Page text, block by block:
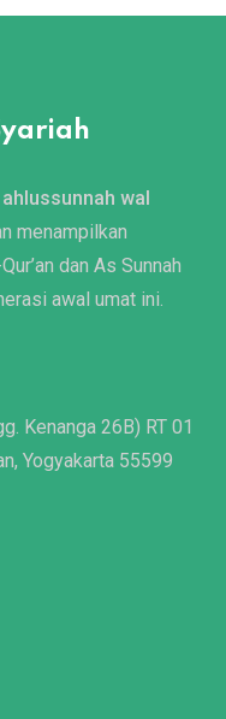
wal
menampilkan
dan As Sunnah
awal umat ini.
Kenanga 26B) RT 01
Yogyakarta 55599